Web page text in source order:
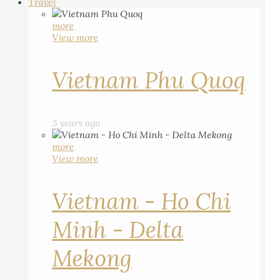
more
View more
Vietnam Phu Quoq
3 years ago
more
View more
Vietnam - Ho Chi
Minh - Delta
Mekong